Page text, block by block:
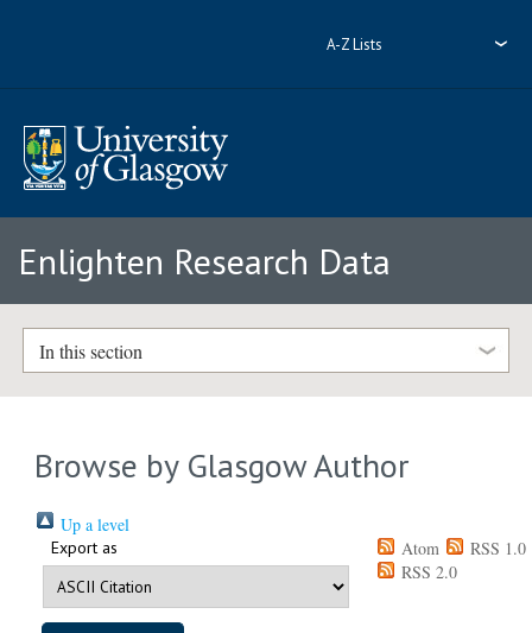
A-Z Lists
Enlighten Research Data
In this section
Browse by Glasgow Author
Up a level
Export as Atom
RSS 1.0
RSS 2.0